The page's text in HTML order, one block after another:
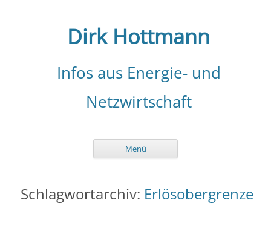
Dirk Hottmann
Infos aus Energie- und
Netzwirtschaft
Menü
Schlagwortarchiv: Erlösobergrenze